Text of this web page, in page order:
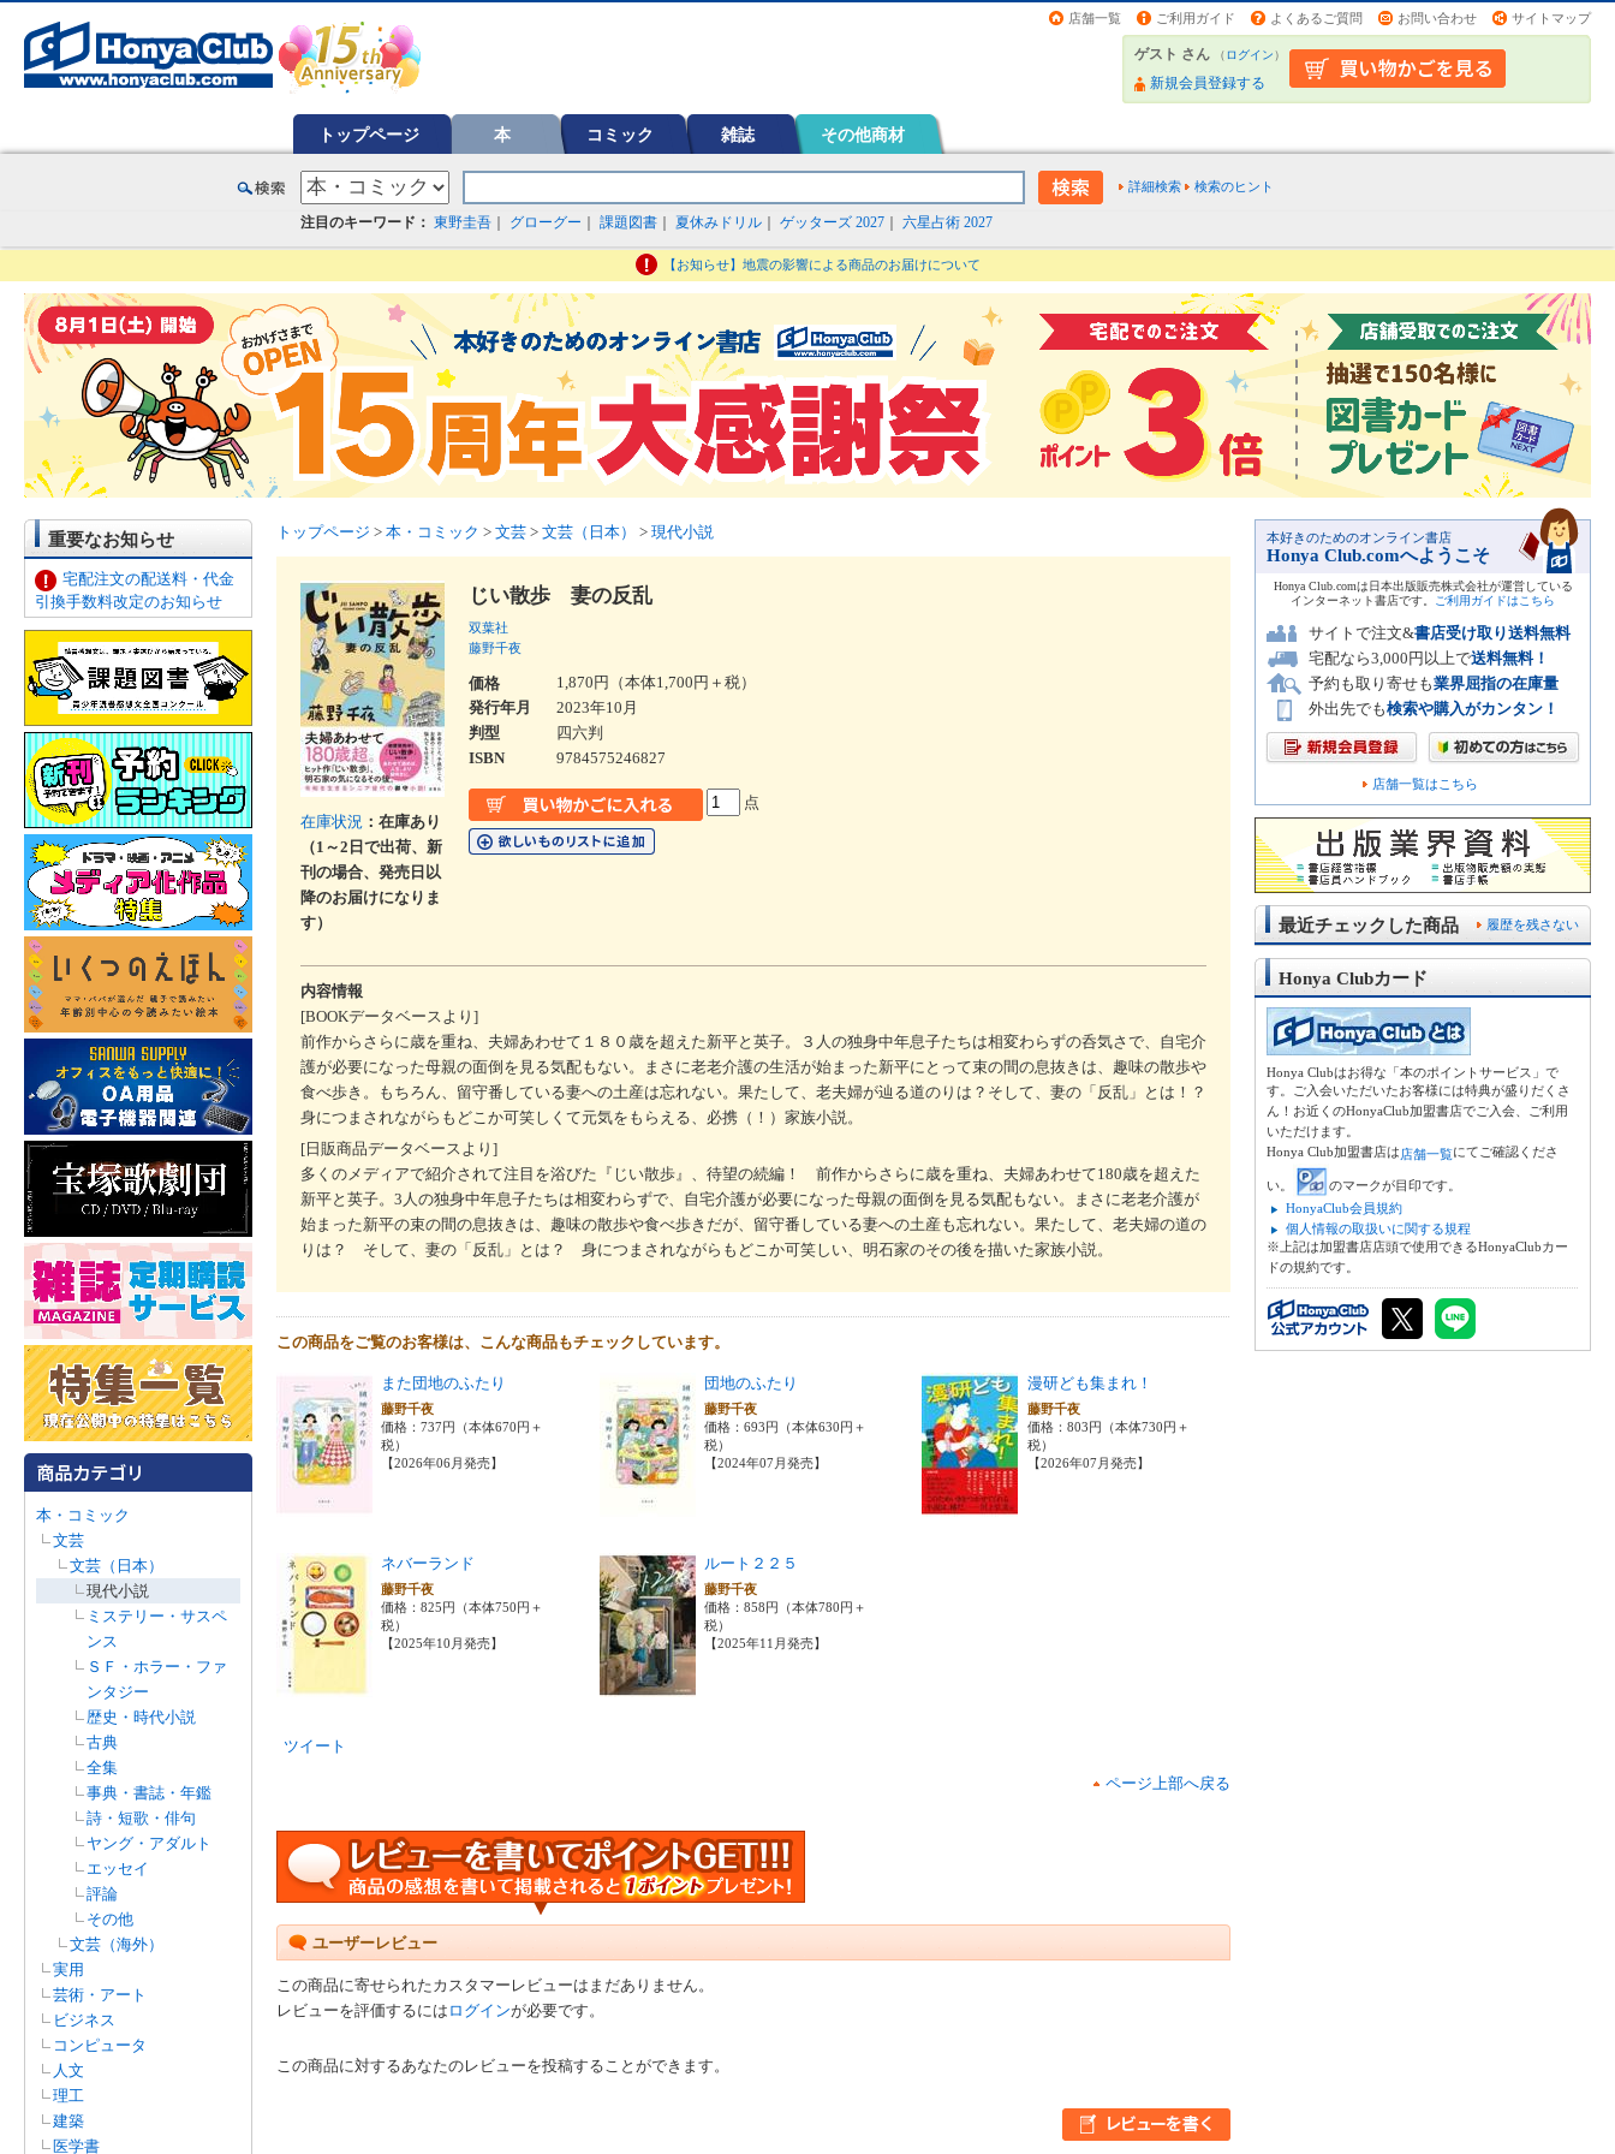
店舗一覧 ご利用ガイド よくあるご質問 お問い合わせ サイトマップ
ゲスト さん （ログイン）
新規会員登録する
トップページ 本 コミック 雑誌 その他商材
詳細検索 検索のヒント
注目のキーワード： 東野圭吾 グローグー 課題図書 夏休みドリル ゲッターズ 2027 六星占術 2027
【お知らせ】地震の影響による商品のお届けについて
重要なお知らせ
宅配注文の配送料・代金
引換手数料改定のお知らせ
本・コミック
文芸
文芸（日本）
現代小説
ミステリー・サスペ
ンス
ＳＦ・ホラー・ファ
ンタジー
歴史・時代小説
古典
全集
事典・書誌・年鑑
詩・短歌・俳句
ヤング・アダルト
エッセイ
評論
その他
文芸（海外）
実用
芸術・アート
ビジネス
コンピュータ
人文
理工
建築
医学書
トップページ > 本・コミック > 文芸 > 文芸（日本） > 現代小説
在庫状況 ：在庫あり
（1～2日で出荷、新
刊の場合、発売日以
降のお届けになりま
す）
じい散歩 妻の反乱
双葉社
藤野千夜
価格
1,870円（本体1,700円＋税）
発行年月
2023年10月
判型
四六判
ISBN
9784575246827
点
内容情報
[BOOKデータベースより]
前作からさらに歳を重ね、夫婦あわせて１８０歳を超えた新平と英子。３人の独身中年息子たちは相変わらずの呑気さで、自宅介
護が必要になった母親の面倒を見る気配もない。まさに老老介護の生活が始まった新平にとって束の間の息抜きは、趣味の散歩や
食べ歩き。もちろん、留守番している妻への土産は忘れない。果たして、老夫婦が辿る道のりは？そして、妻の「反乱」とは！？
身につまされながらもどこか可笑しくて元気をもらえる、必携（！）家族小説。
[日販商品データベースより]
多くのメディアで紹介されて注目を浴びた『じい散歩』、待望の続編！ 前作からさらに歳を重ね、夫婦あわせて180歳を超えた
新平と英子。3人の独身中年息子たちは相変わらずで、自宅介護が必要になった母親の面倒を見る気配もない。まさに老老介護が
始まった新平の束の間の息抜きは、趣味の散歩や食べ歩きだが、留守番している妻への土産も忘れない。果たして、老夫婦の道の
りは？ そして、妻の「反乱」とは？ 身につまされながらもどこか可笑しい、明石家のその後を描いた家族小説。
この商品をご覧のお客様は、こんな商品もチェックしています。
また団地のふたり
藤野千夜
価格：737円（本体670円＋
税）
【2026年06月発売】
団地のふたり
藤野千夜
価格：693円（本体630円＋
税）
【2024年07月発売】
漫研ども集まれ！
藤野千夜
価格：803円（本体730円＋
税）
【2026年07月発売】
ネバーランド
藤野千夜
価格：825円（本体750円＋
税）
【2025年10月発売】
ルート２２５
藤野千夜
価格：858円（本体780円＋
税）
【2025年11月発売】
ツイート
ページ上部へ戻る
ユーザーレビュー
この商品に寄せられたカスタマーレビューはまだありません。
レビューを評価するには ログインが必要です。
この商品に対するあなたのレビューを投稿することができます。
本好きのためのオンライン書店
Honya Club.comへようこそ
Honya Club.comは日本出版販売株式会社が運営している
インターネット書店です。
ご利用ガイドはこちら
サイトで注文&書店受け取り送料無料
宅配なら3,000円以上で送料無料！
予約も取り寄せも業界屈指の在庫量
外出先でも検索や購入がカンタン！
店舗一覧はこちら
履歴を残さない
最近チェックした商品
Honya Clubカード
Honya Clubはお得な「本のポイントサービス」で
す。ご入会いただいたお客様には特典が盛りだくさ
ん！お近くのHonyaClub加盟書店でご入会、ご利用
いただけます。
Honya Club加盟書店は店舗一覧にてご確認くださ
い。
のマークが目印です。
HonyaClub会員規約
個人情報の取扱いに関する規程
※上記は加盟書店店頭で使用できるHonyaClubカー
ドの規約です。